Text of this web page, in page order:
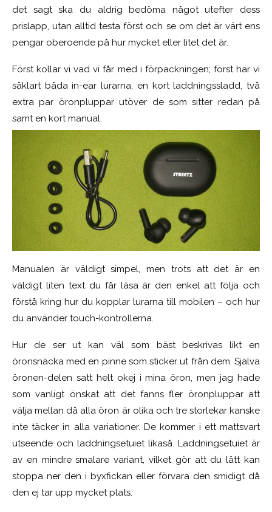
det sagt ska du aldrig bedöma något utefter dess
prislapp, utan alltid testa först och se om det är värt ens
pengar oberoende på hur mycket eller litet det är.
Först kollar vi vad vi får med i förpackningen; först har vi
såklart båda in-ear lurarna, en kort laddningssladd, två
extra par öronpluppar utöver de som sitter redan på
samt en kort manual.
Manualen är väldigt simpel, men trots att det är en
väldigt liten text du får läsa är den enkel att följa och
förstå kring hur du kopplar lurarna till mobilen – och hur
du använder touch-kontrollerna.
Hur de ser ut kan väl som bäst beskrivas likt en
öronsnäcka med en pinne som sticker ut från dem. Själva
öronen-delen satt helt okej i mina öron, men jag hade
som vanligt önskat att det fanns fler öronpluppar att
välja mellan då alla öron är olika och tre storlekar kanske
inte täcker in alla variationer. De kommer i ett mattsvart
utseende och laddningsetuiet likaså. Laddningsetuiet är
av en mindre smalare variant, vilket gör att du lätt kan
stoppa ner den i byxfickan eller förvara den smidigt då
den ej tar upp mycket plats.